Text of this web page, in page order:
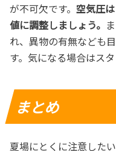
が不可欠です。 空気圧
値に調整しましょう。
れ、異物の有無なども
す。気になる場合はス
まとめ
夏場にとくに注意した